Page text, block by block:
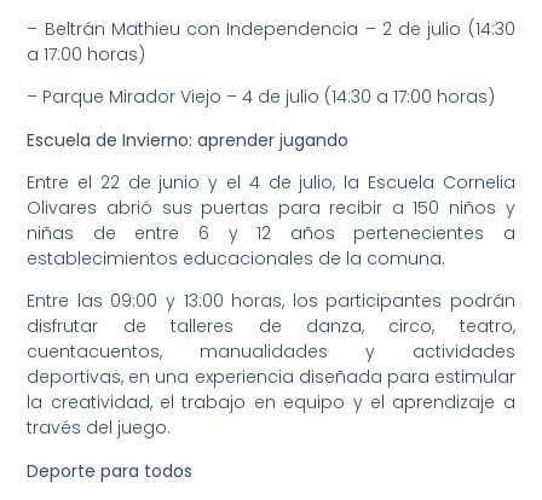
– Beltrán Mathieu con Independencia – 2 de julio (14:30
a 17:00 horas)
– Parque Mirador Viejo – 4 de julio (14:30 a 17:00 horas)
Escuela de Invierno: aprender jugando
Entre el 22 de junio y el 4 de julio, la Escuela Cornelia
Olivares abrió sus puertas para recibir a 150 niños y
niñas de entre 6 y 12 años pertenecientes a
establecimientos educacionales de la comuna.
Entre las 09:00 y 13:00 horas, los participantes podrán
disfrutar de talleres de danza, circo, teatro,
cuentacuentos, manualidades y actividades
deportivas, en una experiencia diseñada para estimular
la creatividad, el trabajo en equipo y el aprendizaje a
través del juego.
Deporte para todos